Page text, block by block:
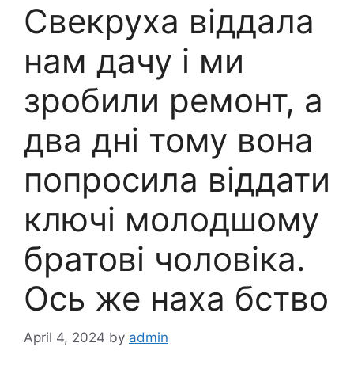
Свекруха віддала
нам дачу і ми
зробили ремонт, а
два дні тому вона
попросила віддати
ключі молодшому
братові чоловіка.
Ось же наха бство
April 4, 2024 by admin